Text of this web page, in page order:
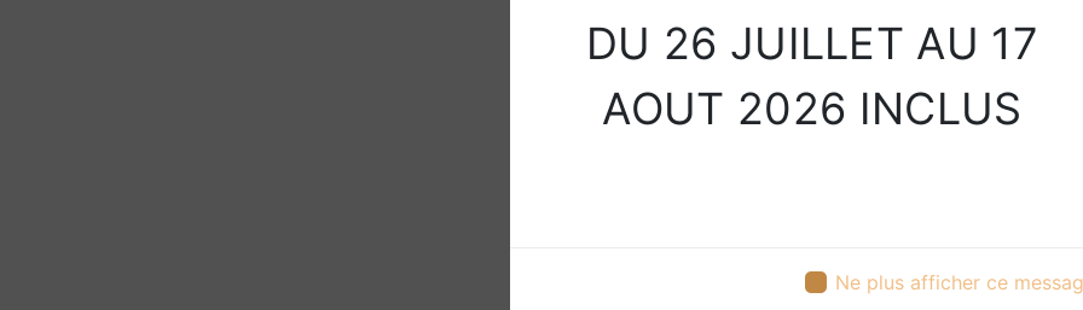
DU 26 JUILLET AU 17
AOUT 2026 INCLUS
Ne plus afficher ce